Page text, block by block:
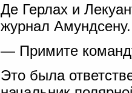
Де Герлах и
журнал Амундсену.
— Примите
Это была